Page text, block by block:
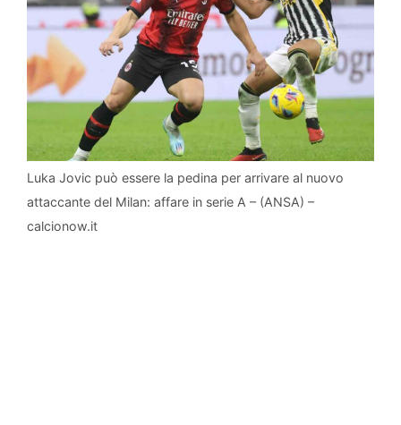
Luka Jovic può essere la pedina per arrivare al nuovo
attaccante del Milan: affare in serie A – (ANSA) –
calcionow.it